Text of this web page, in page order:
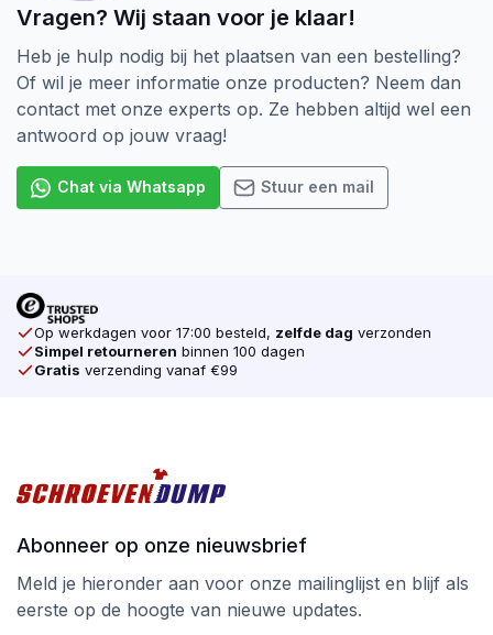
Vragen? Wij staan voor je klaar!
Heb je hulp nodig bij het plaatsen van een bestelling?
Of wil je meer informatie onze producten? Neem dan
contact met onze experts op. Ze hebben altijd wel een
antwoord op jouw vraag!
Chat via Whatsapp Stuur een mail
Op werkdagen voor 17:00 besteld, zelfde dag verzonden
Simpel retourneren binnen 100 dagen
Gratis verzending vanaf €99
Abonneer op onze nieuwsbrief
Meld je hieronder aan voor onze mailinglijst en blijf als
eerste op de hoogte van nieuwe updates.